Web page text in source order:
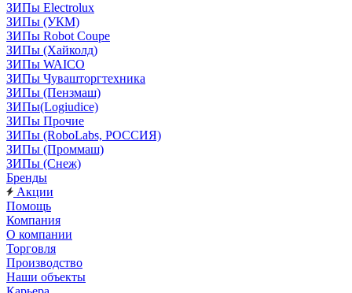
ЗИПы Electrolux
ЗИПы (УКМ)
ЗИПы Robot Coupe
ЗИПы (Хайколд)
ЗИПы WAICO
ЗИПы Чувашторгтехника
ЗИПы (Пензмаш)
ЗИПы(Logiudice)
ЗИПы Прочие
ЗИПы (RoboLabs, РОССИЯ)
ЗИПы (Проммаш)
ЗИПы (Снеж)
Бренды
Акции
Помощь
Компания
О компании
Торговля
Производство
Наши объекты